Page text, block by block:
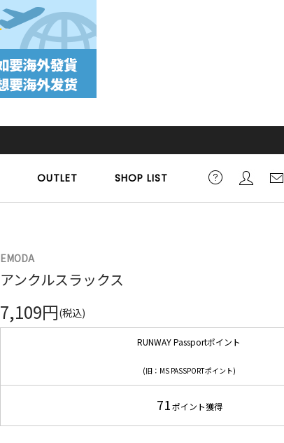
OUTLET SHOP LIST
EMODA
アンクルスラックス
7,109円(税込)
RUNWAY Passportポイント
(旧：MS PASSPORTポイント)
71ポイント獲得